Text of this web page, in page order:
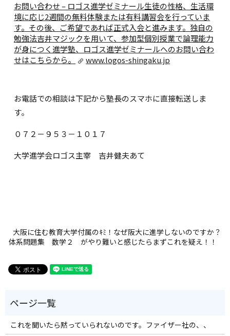
お問い合わせ – ロゴス進学ゼミナール生徒の性格、生活環
境に応じ2週間の無料体験または有料講習会を行っていま
す。その後、ご希望であれば正式入会と進みます。独自の
勉強法吉井マジックを用いて、参加型個別授業で論理能力
が身につく進学塾、ロゴス進学ゼミナールへのお問い合わ
せはこちらから。
www.logos-shingaku.jp
お電話での相談は下記から塾長のスマホに直接転送しま
す。
０７２－９５３－１０１７
大学進学会ロゴス主宰 吉井健夫あて
大阪に住む教育大学付属のｷﾐ！なぜ阪大に進学しないのですか？
体系問題集 数学２ がやり難いと感じたらまずこれを疑え！！
これを聞いたら黙っていられないのです。ファイザー社の、、